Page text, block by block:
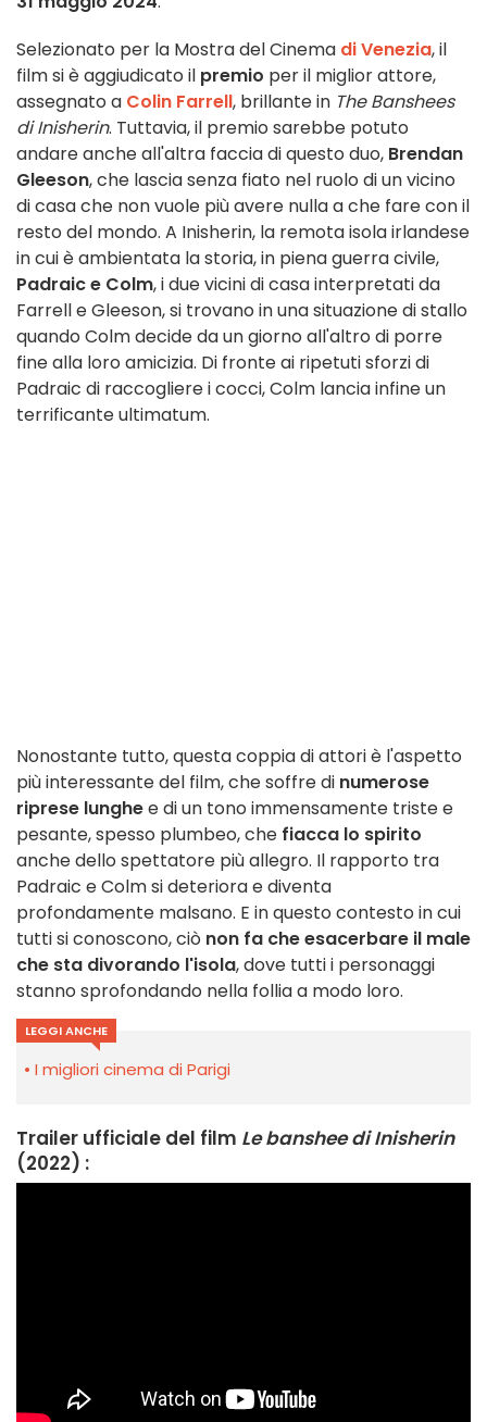
Selezionato per la Mostra del Cinema di Venezia, il
film si è aggiudicato il premio per il miglior attore,
assegnato a Colin Farrell, brillante in The Banshees
di Inisherin. Tuttavia, il premio sarebbe potuto
andare anche all'altra faccia di questo duo, Brendan
Gleeson, che lascia senza fiato nel ruolo di un vicino
di casa che non vuole più avere nulla a che fare con il
resto del mondo. A Inisherin, la remota isola irlandese
in cui è ambientata la storia, in piena guerra civile,
Padraic e Colm, i due vicini di casa interpretati da
Farrell e Gleeson, si trovano in una situazione di stallo
quando Colm decide da un giorno all'altro di porre
fine alla loro amicizia. Di fronte ai ripetuti sforzi di
Padraic di raccogliere i cocci, Colm lancia infine un
terrificante ultimatum.
Nonostante tutto, questa coppia di attori è l'aspetto
più interessante del film, che soffre di numerose
riprese lunghee di un tono immensamente triste e
pesante, spesso plumbeo, che fiacca lo spirito
anche dello spettatore più allegro. Il rapporto tra
Padraic e Colm si deteriora e diventa
profondamente malsano. E in questo contesto in cui
tutti si conoscono, ciò non fa che esacerbare il male
che sta divorando l'isola, dove tutti i personaggi
stanno sprofondando nella follia a modo loro.
LEGGI ANCHE
I migliori cinema di Parigi
Trailer ufficiale del film Le banshee di Inisherin
(2022) :